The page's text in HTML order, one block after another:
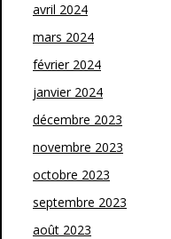
avril 2024
mars 2024
février 2024
janvier 2024
décembre 2023
novembre 2023
octobre 2023
septembre 2023
août 2023